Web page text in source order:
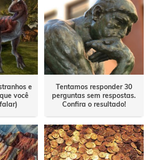
e
você
Tentamos responder 30
perguntas sem respostas.
Confira o resultado!